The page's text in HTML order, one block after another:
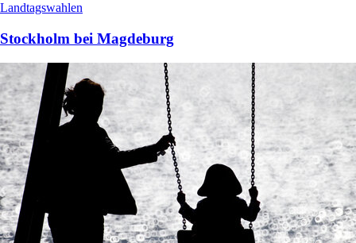
Landtagswahlen
Stockholm bei Magdeburg